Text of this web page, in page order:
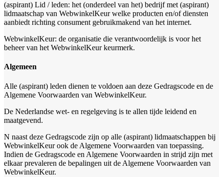
(aspirant) Lid / leden: het (onderdeel van het) bedrijf met (aspirant)
lidmaatschap van WebwinkelKeur welke producten en/of diensten
aanbiedt richting consument gebruikmakend van het internet.
WebwinkelKeur: de organisatie die verantwoordelijk is voor het
beheer van het WebwinkelKeur keurmerk.
Algemeen
Alle (aspirant) leden dienen te voldoen aan deze Gedragscode en de
Algemene Voorwaarden van WebwinkelKeur.
De Nederlandse wet- en regelgeving is te allen tijde leidend en
maatgevend.
N naast deze Gedragscode zijn op alle (aspirant) lidmaatschappen bij
WebwinkelKeur ook de Algemene Voorwaarden van toepassing.
Indien de Gedragscode en Algemene Voorwaarden in strijd zijn met
elkaar prevaleren de bepalingen uit de Algemene Voorwaarden van
WebwinkelKeur.